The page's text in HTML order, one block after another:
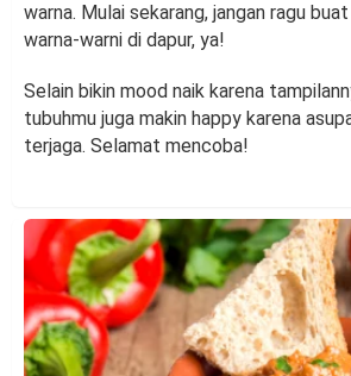
warna. Mulai sekarang, jangan ragu
warna-warni di dapur, ya!
Selain bikin mood naik karena
tubuhmu juga makin happy karena
terjaga. Selamat mencoba!